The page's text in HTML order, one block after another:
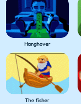
Hanghover
The fisher